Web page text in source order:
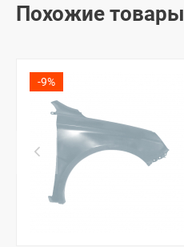
Похожие товары
-9%